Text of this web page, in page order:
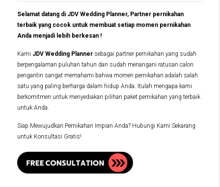
Selamat datang di JDV Wedding Planner, Partner pernikahan
terbaik yang cocok untuk membuat setiap momen pernikahan
Anda menjadi lebih berkesan !
Kami JDV Wedding Planner sebagai partner pernikahan yang sudah
berpengalaman puluhan tahun dan sudah menangani ratusan calon
pengantin sangat memahami bahwa momen pernikahan adalah salah
satu yang paling berharga dalam hidup Anda. Itulah mengapa kami
berkomitmen untuk menyediakan pilihan paket pernikahan yang terbaik
untuk Anda.
Siap Mewujudkan Pernikahan Impian Anda? Hubungi Kami Sekarang
untuk Konsultasi Gratis!